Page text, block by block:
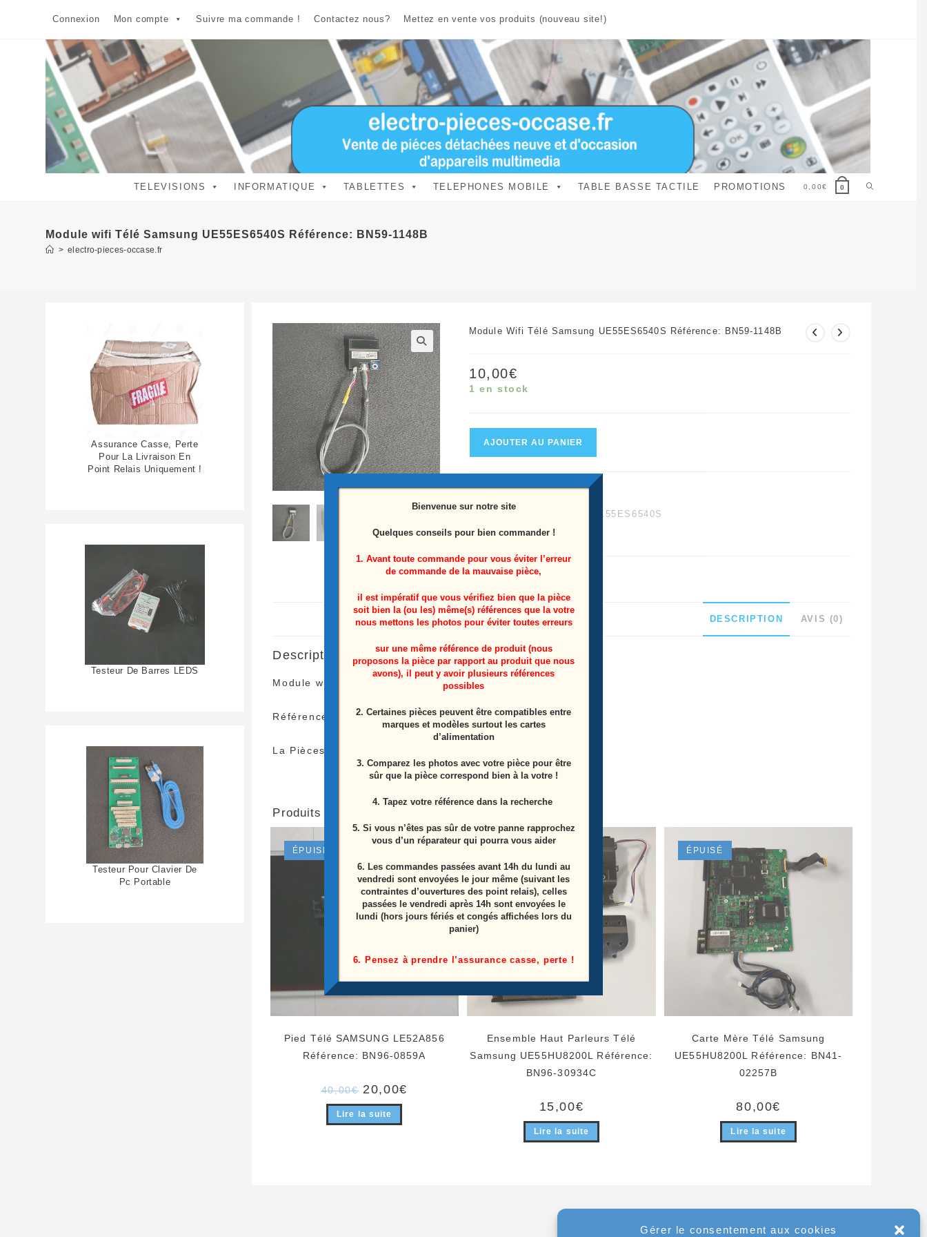
Gérer le consentement aux cookies
Connexion Mon compte Suivre ma commande ! Contactez nous? Mettez en vente vos produits (nouveau site!)
TELEVISIONS INFORMATIQUE TABLETTES TELEPHONES MOBILE TABLE BASSE TACTILE PROMOTIONS 0,00€ 0 Toggle
Module wifi Télé Samsung UE55ES6540S Référence: BN59-1148B
> electro-pieces-occase.fr
🔍
Module Wifi Télé Samsung UE55ES6540S Référence: BN59-1148B
10,00€
1 en stock
quantité
de
Module
Samsung
UE55ES6540S
Référence:
BN59-
1148B
AJOUTER AU PANIER
UE55ES6540S
Étiquette :UE55ES6540S
DESCRIPTION AVIS (0)
Description
Module wifi Télé Samsung UE55ES6540S
Référence: BN59-1148B
La Pièces Proviens D’une Télé Écran Casser
Produits similaires
ÉPUISÉ
Pied Télé SAMSUNG LE52A856
Référence: BN96-0859A
40,00€ Le
prix
initial
était :
40,00€.
20,00€
Lire la suite
Ensemble Haut Parleurs Télé
Samsung UE55HU8200L Référence:
BN96-30934C
15,00€
Lire la suite
ÉPUISÉ
Carte Mère Télé Samsung
UE55HU8200L Référence: BN41-
02257B
80,00€
Lire la suite
Assurance Casse, Perte
Pour La Livraison En
Point Relais Uniquement !
Testeur De Barres LEDS
Testeur Pour Clavier De
Pc Portable
Bienvenue sur notre site
Quelques conseils pour bien commander !
1. Avant toute commande pour vous éviter l’erreur
de commande de la mauvaise pièce,
il est impératif que vous vérifiez bien que la pièce
soit bien la (ou les) même(s) références que la votre
nous mettons les photos pour éviter toutes erreurs
sur une même référence de produit (nous
proposons la pièce par rapport au produit que nous
avons), il peut y avoir plusieurs références
possibles
2. Certaines pièces peuvent être compatibles entre
marques et modèles surtout les cartes
d’alimentation
3. Comparez les photos avec votre pièce pour être
sûr que la pièce correspond bien à la votre !
4. Tapez votre référence dans la recherche
5. Si vous n’êtes pas sûr de votre panne rapprochez
vous d’un réparateur qui pourra vous aider
6. Les commandes passées avant 14h du lundi au
vendredi sont envoyées le jour même (suivant les
contraintes d’ouvertures des point relais), celles
passées le vendredi après 14h sont envoyées le
lundi (hors jours fériés et congés affichées lors du
panier)
6. Pensez à prendre l’assurance casse, perte !